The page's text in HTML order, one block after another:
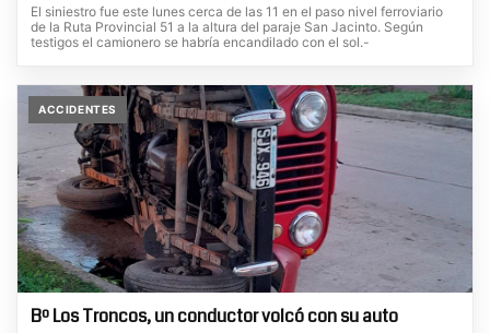
El siniestro fue este lunes cerca de las 11 en el paso nivel ferroviario
de la Ruta Provincial 51 a la altura del paraje San Jacinto. Según
testigos el camionero se habría encandilado con el sol.-
ACCIDENTES
Bº Los Troncos, un conductor volcó con su auto